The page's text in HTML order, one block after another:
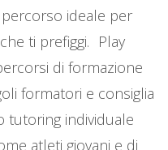
ideale per
ti prefiggi. Play
di formazione
formatori e consiglia
tutoring individuale
atleti giovani e di